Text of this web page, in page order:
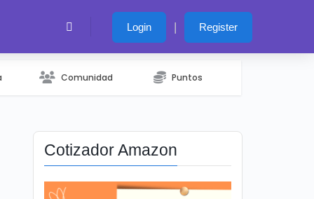
Login | Register
Comunidad Puntos
Cotizador Amazon